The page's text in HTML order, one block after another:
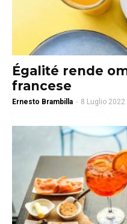
Égalité rende
francese
Ernesto Brambilla - 8 Luglio 2022